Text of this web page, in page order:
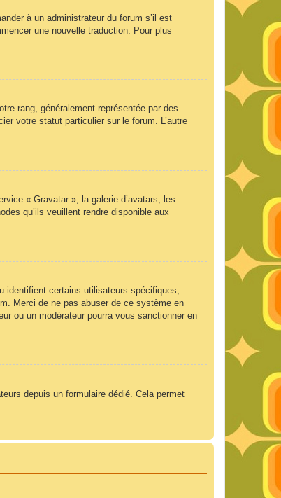
à un administrateur du forum s’il est
une nouvelle traduction. Pour plus
rang, généralement représentée par des
votre statut particulier sur le forum. L’autre
« Gravatar », la galerie d’avatars, les
qu’ils veuillent rendre disponible aux
identifient certains utilisateurs spécifiques,
Merci de ne pas abuser de ce système en
ou un modérateur pourra vous sanctionner en
depuis un formulaire dédié. Cela permet